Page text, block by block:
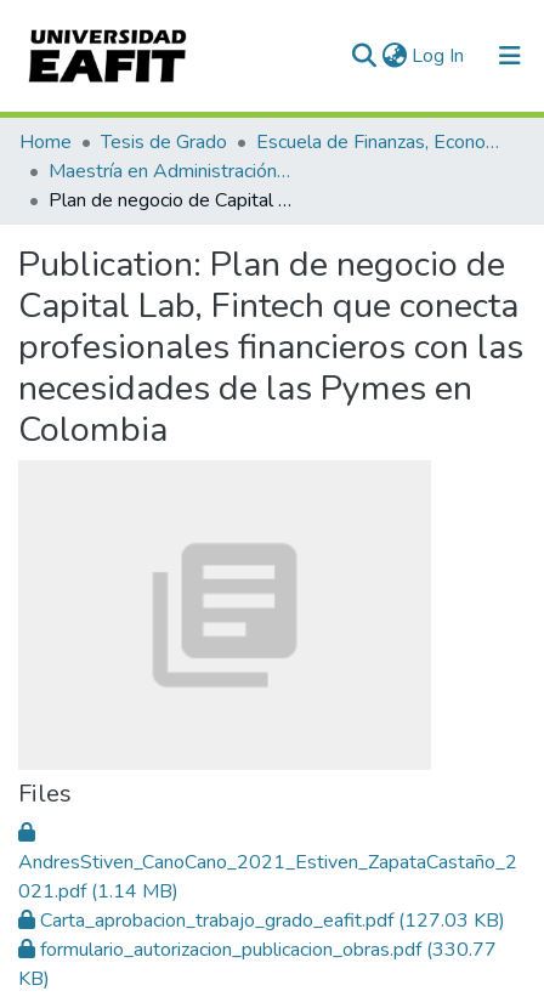
Log In (current)
Communities & Collections
All of DSpace
Home Tesis de Grado
Escuela de Finanzas, Economía y Gobierno
Maestría en Administración Financiera (tesis)
Plan de negocio de Capital Lab, Fintech que conecta profesionales financieros con las necesidades de las Pymes en Colombia
Publication: Plan de negocio de
Capital Lab, Fintech que conecta
profesionales financieros con las
necesidades de las Pymes en
Colombia
Files
AndresStiven_CanoCano_2021_Estiven_ZapataCastaño_2
021.pdf(1.14 MB)
Carta_aprobacion_trabajo_grado_eafit.pdf(127.03 KB)
formulario_autorizacion_publicacion_obras.pdf(330.77
KB)